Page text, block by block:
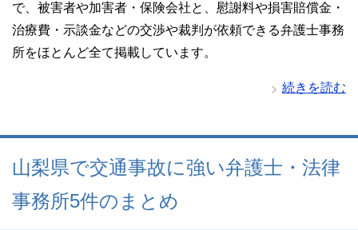
で、被害者や加害者・保険会社と、慰謝料や損害賠償金・
治療費・示談金などの交渉や裁判が依頼できる弁護士事務
所をほとんど全て掲載しています。
続きを読む
山梨県で交通事故に強い弁護士・法律
事務所5件のまとめ